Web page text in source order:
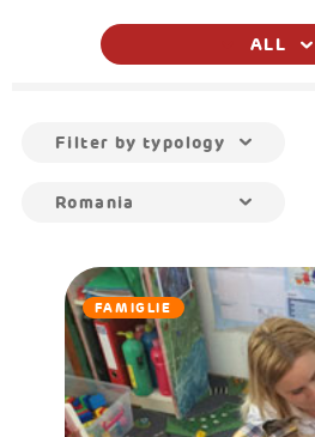
ALL
Filter by typology
Romania
FAMIGLIE